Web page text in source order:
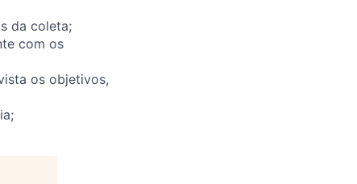
da coleta;
com os
os objetivos,